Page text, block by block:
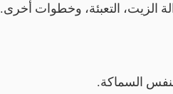
الزيت، التعبئة، وخطوات أخرى.
السماكة.